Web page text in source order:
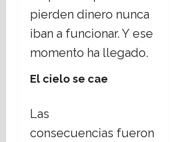
pierden dinero nunca
iban a funcionar. Y ese
momento ha llegado.
El cielo se cae
Las
consecuencias fueron